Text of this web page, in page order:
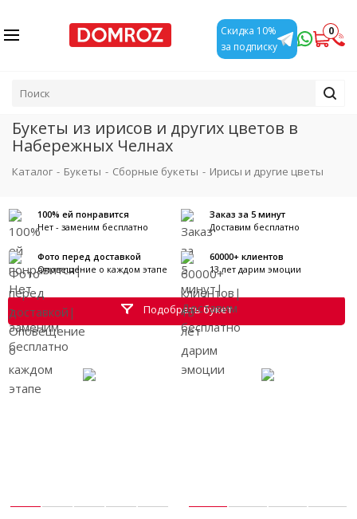
Скидка 10%
за подписку
0
Букеты из ирисов и других цветов в
Набережных Челнах
Каталог - Букеты - Сборные букеты - Ирисы и другие цветы
100% ей понравится
Нет - заменим бесплатно
Заказ за 5 минут
Доставим бесплатно
Фото перед доставкой
Оповещение о каждом этапе
60000+ клиентов
13 лет дарим эмоции
Подобрать букет